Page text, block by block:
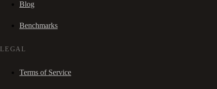
Blog
Benchmarks
LEGAL
Terms of Service